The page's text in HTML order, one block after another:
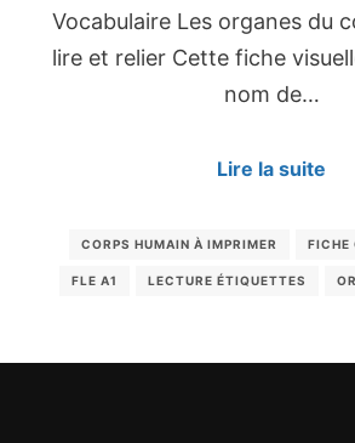
Vocabulaire Les organes du
lire et relier Cette fiche
nom de…
Lire la suite
CORPS HUMAIN À IMPRIMER FICHE
FLE A1 LECTURE ÉTIQUETTES